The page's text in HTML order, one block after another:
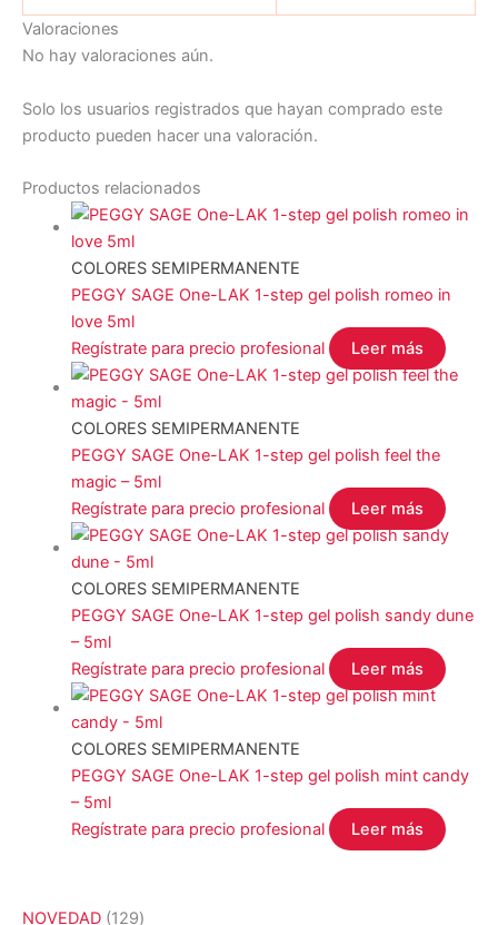
Valoraciones
No hay valoraciones aún.
Solo los usuarios registrados que hayan comprado este
producto pueden hacer una valoración.
Productos relacionados
COLORES SEMIPERMANENTE
PEGGY SAGE One-LAK 1-step gel polish romeo in
love 5ml
Regístrate para precio profesional
Leer más
COLORES SEMIPERMANENTE
PEGGY SAGE One-LAK 1-step gel polish feel the
magic – 5ml
Regístrate para precio profesional
Leer más
COLORES SEMIPERMANENTE
PEGGY SAGE One-LAK 1-step gel polish sandy dune
– 5ml
Regístrate para precio profesional
Leer más
COLORES SEMIPERMANENTE
PEGGY SAGE One-LAK 1-step gel polish mint candy
– 5ml
Regístrate para precio profesional
Leer más
NOVEDAD 1291